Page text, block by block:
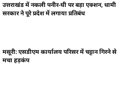
उत्तराखंड में नकली पनीर-घी पर बड़ा एक्शन, धामी
सरकार ने पूरे प्रदेश में लगाया प्रतिबंध
मसूरी: एसडीएम कार्यालय परिसर में चट्टान गिरने से
मचा हड़कंप